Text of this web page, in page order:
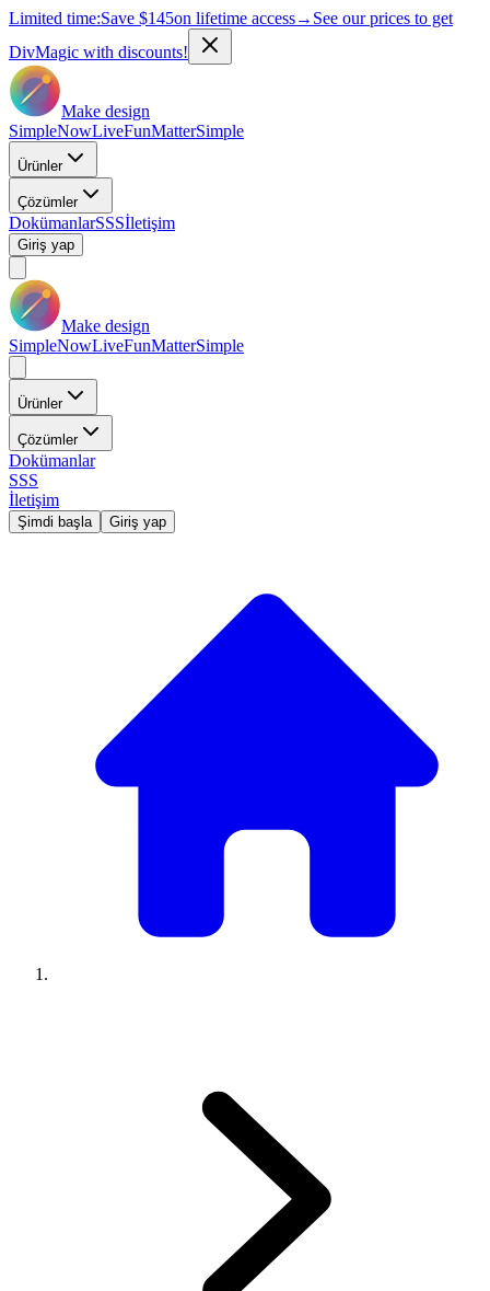
Limited time:Save $145on lifetime access→ See our prices to get
DivMagic with discounts!
Make design
SimpleNowLiveFunMatterSimple
Ürünler
Çözümler
DokümanlarSSSİletişim
Giriş yap
Make design
SimpleNowLiveFunMatterSimple
Ürünler
Çözümler
Dokümanlar
SSS
İletişim
Şimdi başla Giriş yap